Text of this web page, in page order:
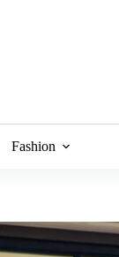
Fashion